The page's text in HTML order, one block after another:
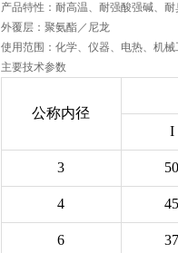
产品特性：耐高温、耐强酸强碱、
外覆层：聚氨酯／尼龙
使用范围：化学、仪器、电热、机械
主要技术参数
公称内径
I
3 50
4 45
6 37